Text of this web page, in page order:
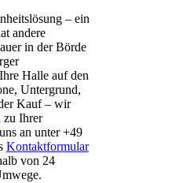
– ein
andere
in der Börde
Halle auf den
Untergrund,
Kauf – wir
zu Ihrer
an unter +49
Kontaktformular
von 24